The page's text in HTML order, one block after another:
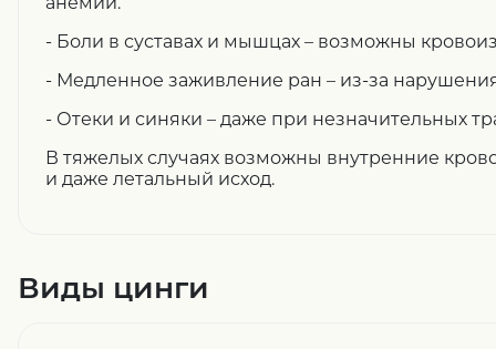
- Боли в суставах и мышцах – возможны
- Медленное заживление ран – из-за
- Отеки и синяки – даже при незначительных
В тяжелых случаях возможны внутренние
и даже летальный исход.
Виды цинги